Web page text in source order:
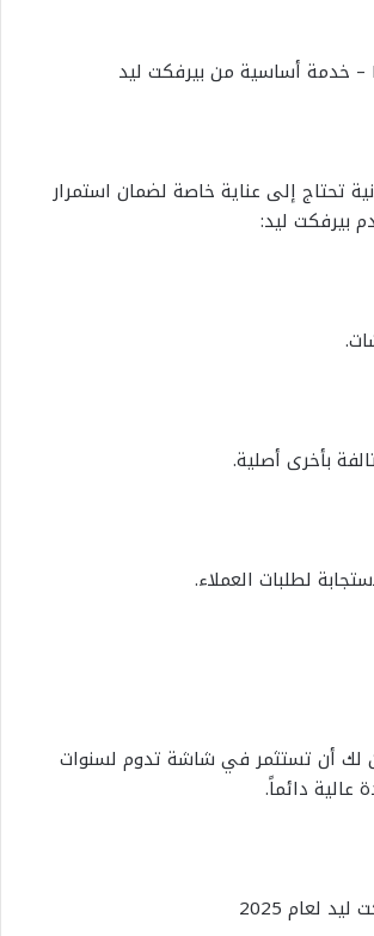
تحتاج إلى عناية خاصة لضمان استمرار
بيرفكت ليد:
بأخرى أصلية.
لطلبات العملاء.
لك أن تستثمر في شاشة تدوم لسنوات
عالية دائماً.
لعام 2025